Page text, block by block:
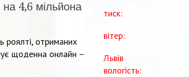
на 4,6 мільйона
роялті, отриманих
щоденна онлайн –
тиск:
вітер:
Львів
вологість: